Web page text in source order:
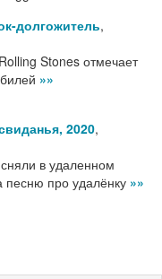
долгожитель,
Stones отмечает
»»
2020,
в удаленном
песню про удалёнку »»